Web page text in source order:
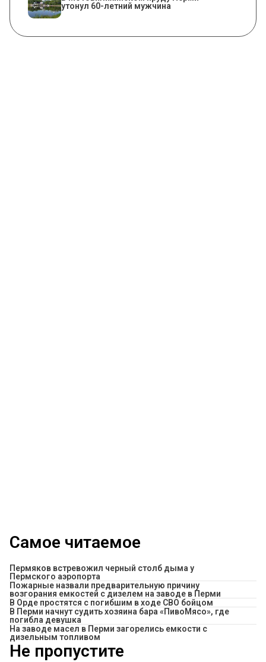
утонул 60-летний мужчина
Самое читаемое
Пермяков встревожил черный столб дыма у
Пермского аэропорта
Пожарные назвали предварительную причину
возгорания емкостей с дизелем на заводе в Перми
В Орде простятся с погибшим в ходе СВО бойцом
​В Перми начнут судить хозяина бара «ПивоМясо», где
погибла девушка
На заводе масел в Перми загорелись емкости с
дизельным топливом
Не пропустите